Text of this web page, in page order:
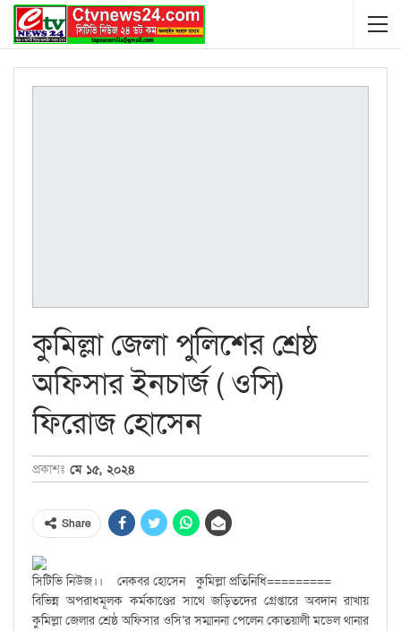
কুমিল্লা জেলা পুলিশের শ্রেষ্ঠ
অফিসার ইনচার্জ ( ওসি)
ফিরোজ হোসেন
প্রকাশঃ মে ১৫, ২০২৪
Share
সিটিভি নিউজ।। নেকবর হোসেন কুমিল্লা প্রতিনিধি=========
বিভিন্ন অপরাধমূলক কর্মকাণ্ডের সাথে জড়িতদের গ্রেপ্তারে অবদান রাখায়
কুমিল্লা জেলার শ্রেষ্ঠ অফিসার ওসি’র সম্মাননা পেলেন কোতয়ালী মডেল থানার